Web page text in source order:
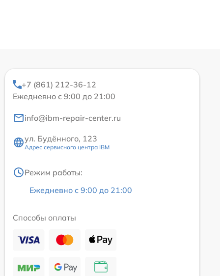
+7 (861) 212-36-12
Ежедневно с 9:00 до 21:00
info@ibm-repair-center.ru
ул. Будённого, 123
Адрес сервисного центра IBM
Режим работы:
Ежедневно с 9:00 до 21:00
Способы оплаты